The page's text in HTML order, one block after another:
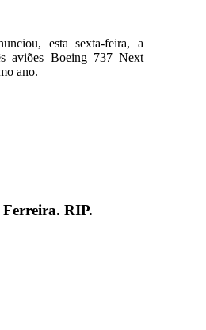
esta sexta-feira, a
aviões Boeing 737 Next
ano.
RIP.